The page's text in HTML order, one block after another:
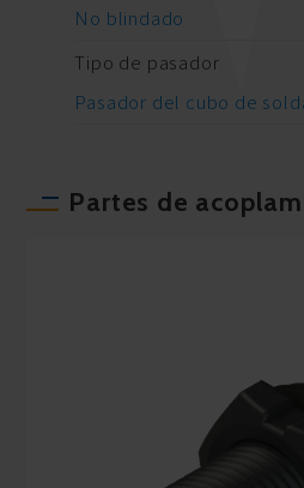
No blindado
Tipo de pasador
Pasador del cubo de
Partes de